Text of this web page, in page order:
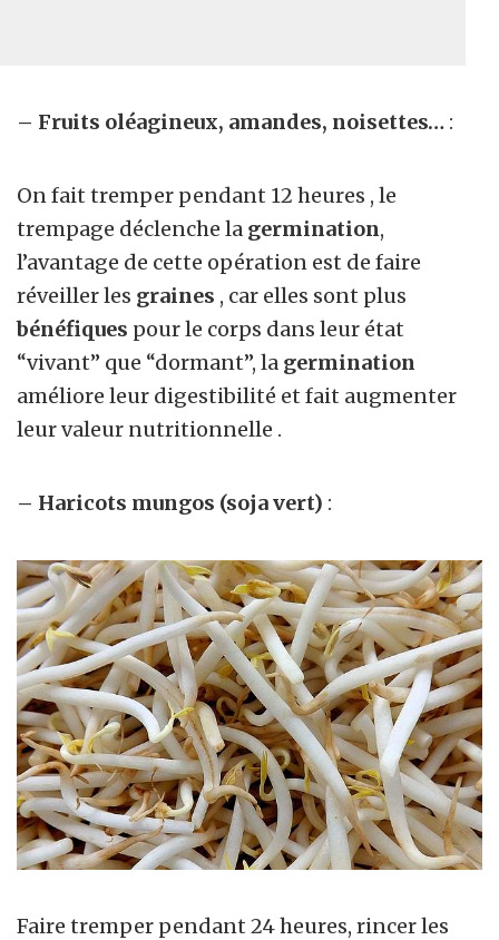
– Fruits oléagineux, amandes, noisettes… :
On fait tremper pendant 12 heures , le
trempage déclenche la germination,
l’avantage de cette opération est de faire
réveiller les graines , car elles sont plus
bénéfiques pour le corps dans leur état
“vivant” que “dormant”, la germination
améliore leur digestibilité et fait augmenter
leur valeur nutritionnelle .
– Haricots mungos (soja vert) :
Faire tremper pendant 24 heures, rincer les